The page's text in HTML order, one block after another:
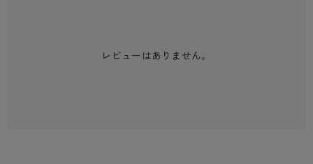
レビューはありません。